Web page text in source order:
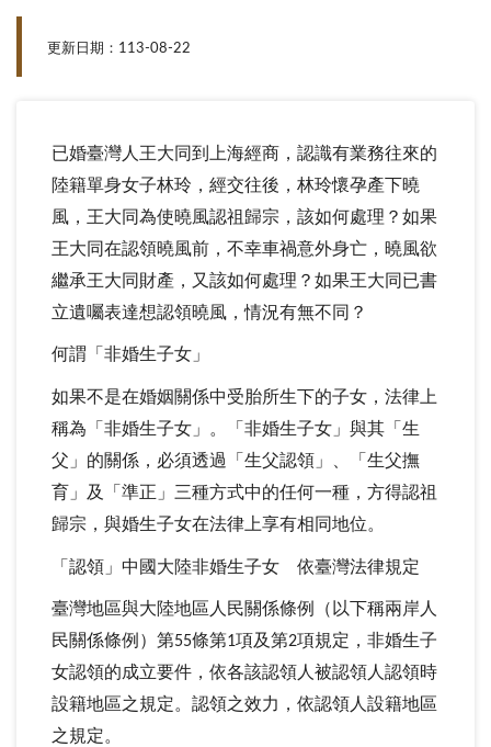
更新日期：113-08-22
已婚臺灣人王大同到上海經商，認識有業務往來的
陸籍單身女子林玲，經交往後，林玲懷孕產下曉
風，王大同為使曉風認祖歸宗，該如何處理？如果
王大同在認領曉風前，不幸車禍意外身亡，曉風欲
繼承王大同財產，又該如何處理？如果王大同已書
立遺囑表達想認領曉風，情況有無不同？
何謂「非婚生子女」
如果不是在婚姻關係中受胎所生下的子女，法律上
稱為「非婚生子女」。「非婚生子女」與其「生
父」的關係，必須透過「生父認領」、「生父撫
育」及「準正」三種方式中的任何一種，方得認祖
歸宗，與婚生子女在法律上享有相同地位。
「認領」中國大陸非婚生子女 依臺灣法律規定
臺灣地區與大陸地區人民關係條例（以下稱兩岸人
民關係條例）第55條第1項及第2項規定，非婚生子
女認領的成立要件，依各該認領人被認領人認領時
設籍地區之規定。認領之效力，依認領人設籍地區
之規定。